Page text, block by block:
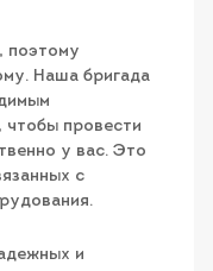
поэтому
Наша бригада
чтобы провести
у вас. Это
с
и